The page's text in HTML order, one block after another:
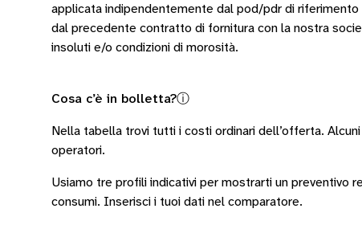
applicata indipendentemente dal pod/pdr di
dal precedente contratto di fornitura con la nostra
insoluti e/o condizioni di morosità.
Cosa c’è in bolletta?ⓘ
Nella tabella trovi tutti i costi ordinari dell’offerta. Alcuni
operatori.
Usiamo tre profili indicativi per mostrarti un preventivo
consumi. Inserisci i tuoi dati nel comparatore.